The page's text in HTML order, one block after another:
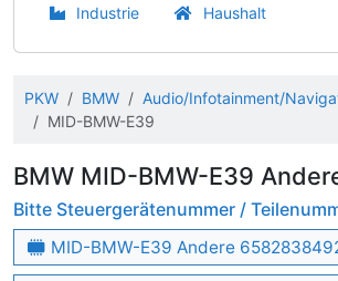
Industrie Haushalt
PKW BMW
Audio/Infotainment/
MID-BMW-E39
BMW MID-BMW-E39
Bitte Steuergerätenummer /
MID-BMW-E39 Andere